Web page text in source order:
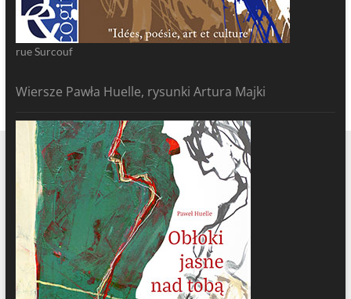
rue Surcouf
Wiersze Pawła Huelle, rysunki Artura Majki